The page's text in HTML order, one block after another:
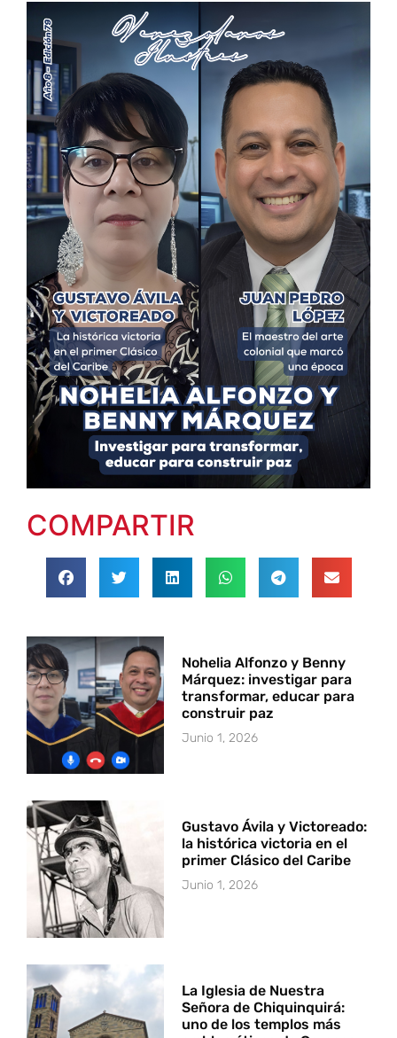
COMPARTIR
Nohelia Alfonzo y Benny
Márquez: investigar para
transformar, educar para
construir paz
Junio 1, 2026
Gustavo Ávila y Victoreado:
la histórica victoria en el
primer Clásico del Caribe
Junio 1, 2026
La Iglesia de Nuestra
Señora de Chiquinquirá:
uno de los templos más